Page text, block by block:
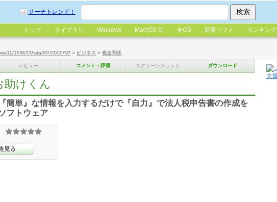
10/8/7/Vista/XP/2000/NT > ビジネス > 税金関係
レビュー コメント・評価 スクリーンショット ダウンロード
助けくん
簡単』な情報を入力するだけで『自力』で法人税申告書の作成を
フトウェア
サーチトレンド！
トップ ライブラリ Windows Mac(OS X) 全OS 新着ソフト ランキング